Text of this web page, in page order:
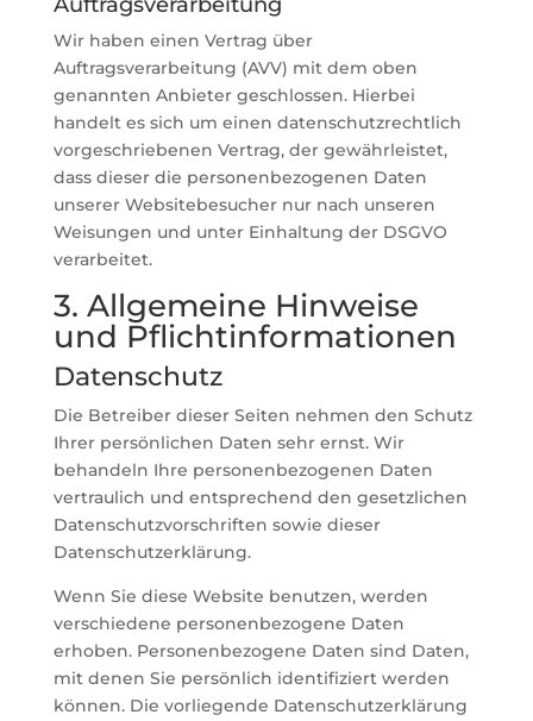
Wir haben einen Vertrag über
Auftragsverarbeitung (AVV) mit dem oben
genannten Anbieter geschlossen. Hierbei
handelt es sich um einen datenschutzrechtlich
vorgeschriebenen Vertrag, der gewährleistet,
dass dieser die personenbezogenen Daten
unserer Websitebesucher nur nach unseren
Weisungen und unter Einhaltung der DSGVO
verarbeitet.
3. Allgemeine Hinweise
und Pflicht­informationen
Datenschutz
Die Betreiber dieser Seiten nehmen den Schutz
Ihrer persönlichen Daten sehr ernst. Wir
behandeln Ihre personenbezogenen Daten
vertraulich und entsprechend den gesetzlichen
Datenschutzvorschriften sowie dieser
Datenschutzerklärung.
Wenn Sie diese Website benutzen, werden
verschiedene personenbezogene Daten
erhoben. Personenbezogene Daten sind Daten,
mit denen Sie persönlich identifiziert werden
können. Die vorliegende Datenschutzerklärung